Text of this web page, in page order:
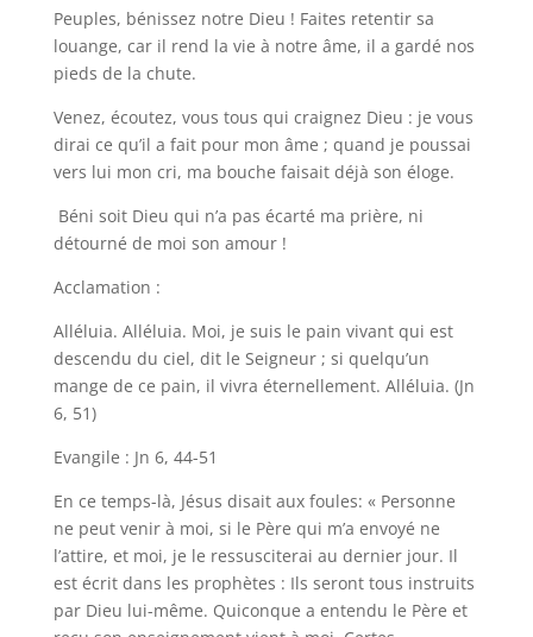
Peuples, bénissez notre Dieu ! Faites retentir sa
louange, car il rend la vie à notre âme, il a gardé nos
pieds de la chute.
Venez, écoutez, vous tous qui craignez Dieu : je vous
dirai ce qu’il a fait pour mon âme ; quand je poussai
vers lui mon cri, ma bouche faisait déjà son éloge.
Béni soit Dieu qui n’a pas écarté ma prière, ni
détourné de moi son amour !
Acclamation :
Alléluia. Alléluia. Moi, je suis le pain vivant qui est
descendu du ciel, dit le Seigneur ; si quelqu’un
mange de ce pain, il vivra éternellement. Alléluia. (Jn
6, 51)
Evangile : Jn 6, 44-51
En ce temps-là, Jésus disait aux foules: « Personne
ne peut venir à moi, si le Père qui m’a envoyé ne
l’attire, et moi, je le ressusciterai au dernier jour. Il
est écrit dans les prophètes : Ils seront tous instruits
par Dieu lui-même. Quiconque a entendu le Père et